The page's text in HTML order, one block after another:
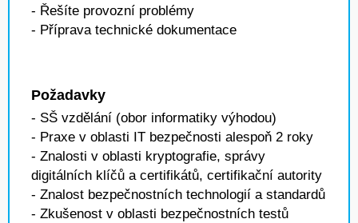
- Řešíte provozní problémy
- Příprava technické dokumentace
Požadavky
- SŠ vzdělání (obor informatiky výhodou)
- Praxe v oblasti IT bezpečnosti alespoň 2 roky
- Znalosti v oblasti kryptografie, správy
digitálních klíčů a certifikátů, certifikační autority
- Znalost bezpečnostních technologií a standardů
- Zkušenost v oblasti bezpečnostních testů